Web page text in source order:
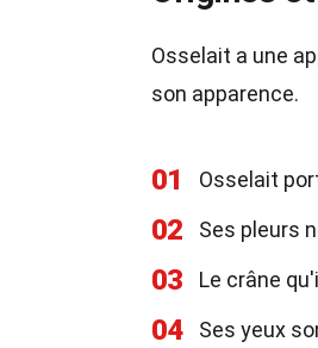
Osselait a une
son apparence.
01 Osselait
02 Ses pleurs
03 Le crâne
04 Ses yeux